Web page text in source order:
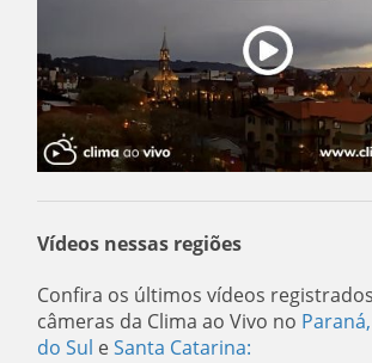
Vídeos nessas regiões
Confira os últimos vídeos
câmeras da Clima ao Vivo no Paraná,
do Sul eSanta Catarina: